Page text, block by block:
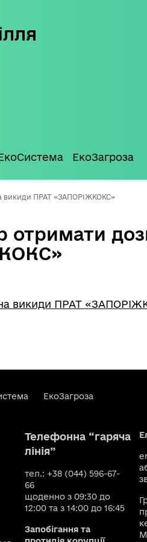
ЕкоЗагроза
викиди ПРАТ «ЗАПОРІЖКОКС»
отримати
викиди ПРАТ
ЕкоЗагроза
Телефонна “гаряча
лінія”
тел.: +38 (044) 596-67-
66
щоденно з 09:30 до
12:00 та з 14:00 до 16:45
Запобігання та